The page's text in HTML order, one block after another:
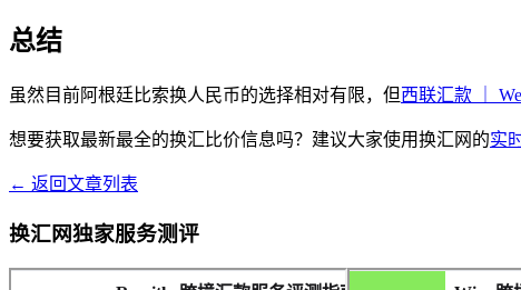
总结
虽然目前阿根廷比索换人民币的选择相对有限，但西联汇款 ｜
想要获取最新最全的换汇比价信息吗？建议大家使用换汇网的实
← 返回文章列表
换汇网独家服务测评